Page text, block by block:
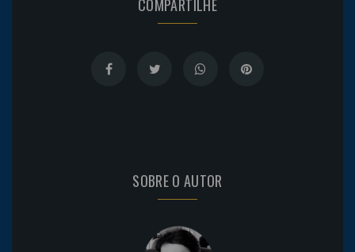
COMPARTILHE
SOBRE O AUTOR